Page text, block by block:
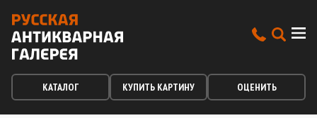
КАТАЛОГ КУПИТЬ КАРТИНУ ОЦЕНИТЬ